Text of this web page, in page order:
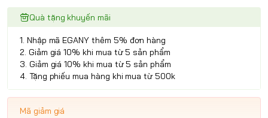
Quà tặng khuyến mãi
1. Nhập mã EGANY thêm 5% đơn hàng
2. Giảm giá 10% khi mua từ 5 sản phẩm
3. Giảm giá 10% khi mua từ 5 sản phẩm
4. Tặng phiếu mua hàng khi mua từ 500k
Mã giảm giá